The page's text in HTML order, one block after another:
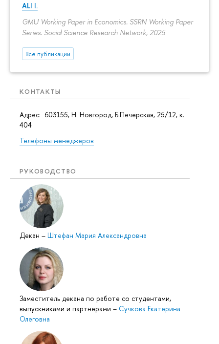
ALI I.
GMU Working Paper in Economics. SSRN Working Paper
Series. Social Science Research Network, 2025
Все публикации
КОНТАКТЫ
Адрес: 603155, Н. Новгород, Б.Печерская, 25/12, к.
404
Телефоны менеджеров
РУКОВОДСТВО
Декан – Штефан Мария Александровна
Заместитель декана по работе со студентами,
выпускниками и партнерами – Сучкова Екатерина
Олеговна